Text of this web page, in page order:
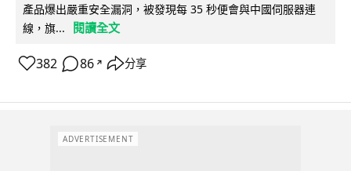
產品爆出嚴重安全漏洞，被發現每 35 秒便會與中國伺服器連
線，旗...
閱讀全文
382 86 ↗ 分享
ADVERTISEMENT